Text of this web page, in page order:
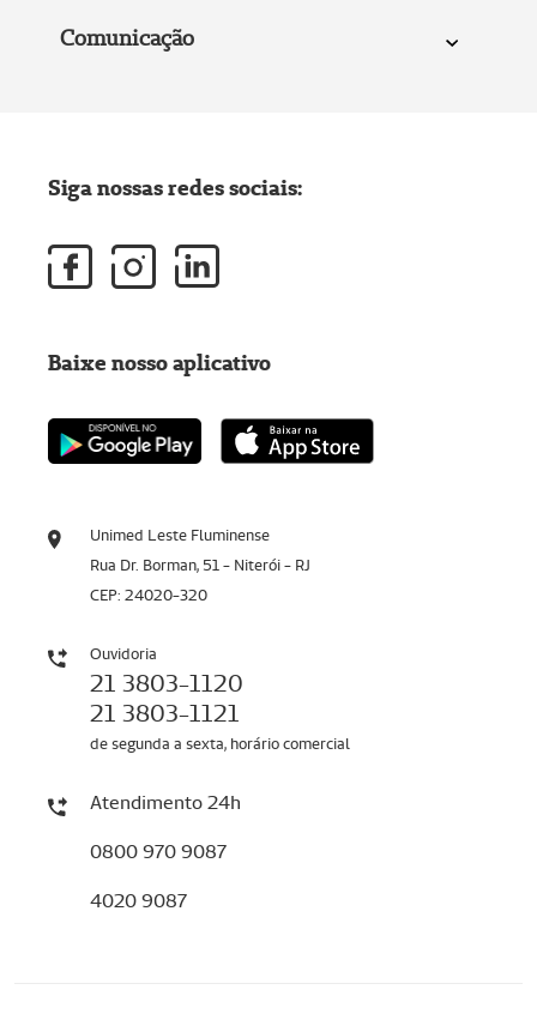
Comunicação
Unimed Leste Fluminense
Rua Dr. Borman, 51 - Niterói - RJ
CEP: 24020-320
Ouvidoria
21 3803-1120
21 3803-1121
de segunda a sexta, horário comercial
Atendimento 24h
0800 970 9087
4020 9087
Siga nossas redes sociais:
Baixe nosso aplicativo